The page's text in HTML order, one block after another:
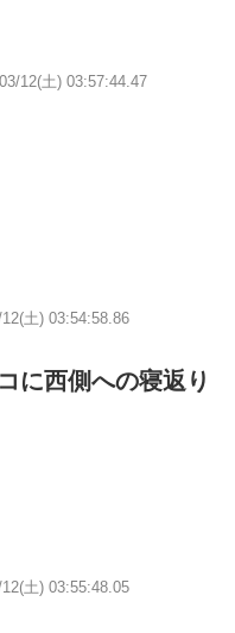
12(土) 03:57:44.47
土) 03:54:58.86
に西側への寝返り
土) 03:55:48.05